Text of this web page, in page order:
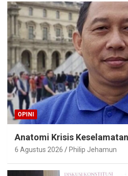
OPINI
Anatomi Krisis
6 Agustus 2026 Philip Jehamun